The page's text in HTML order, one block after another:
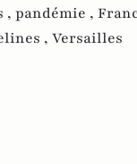
, pandémie ,
, Versailles